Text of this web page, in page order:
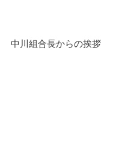
中川組合長からの挨拶